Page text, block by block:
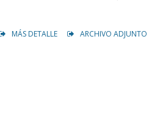
MÁS DETALLE ARCHIVO ADJUNTO